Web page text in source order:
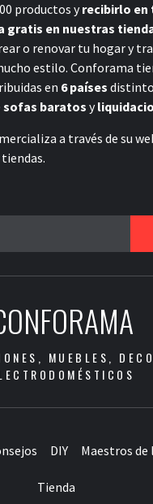
productos yrecibirlo en
gratis en nuestras
o renovar tu hogar y
estilo. Conforama
en 6 países
sofas baratos y
a través de su
MUEBLES,
DIY Maestros de
Tienda